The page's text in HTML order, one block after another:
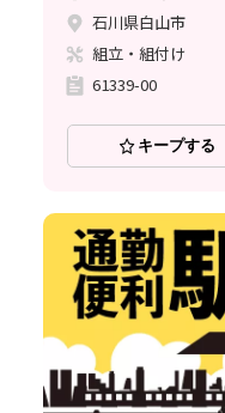
石川県白山市
組立・組付け
61339-00
キープする